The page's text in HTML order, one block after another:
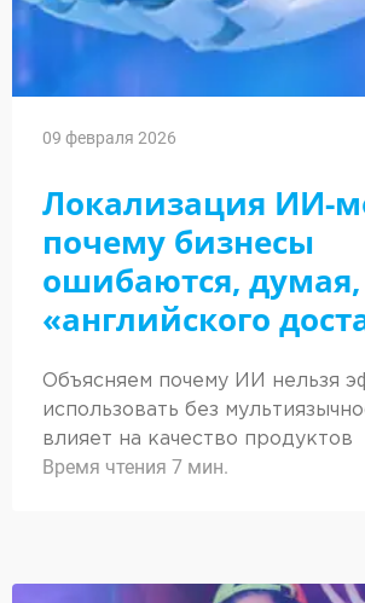
09 февраля 2026
Локализация ИИ-
почему бизнесы
ошибаются, думая,
«английского
Объясняем почему ИИ нельзя
использовать без
влияет на качество продуктов
Время чтения 7 мин.